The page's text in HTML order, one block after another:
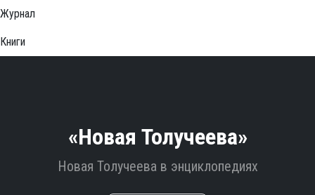
Журнал
Книги
«Новая Толучеева»
Новая Толучеева в энциклопедиях